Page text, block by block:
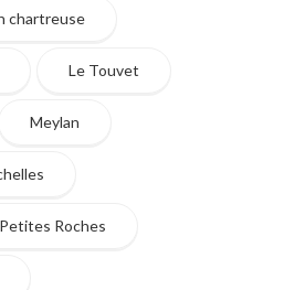
chartreuse
Le Touvet
Meylan
Roches